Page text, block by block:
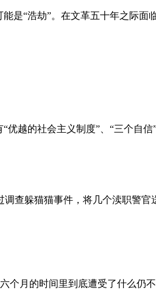
是“浩劫”。在文革五十年之际面
越的社会主义制度”、“三个自
查躲猫猫事件，将几个渎职警
个月的时间里到底遭受了什么仍